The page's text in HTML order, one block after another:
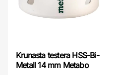
Krunasta testera HSS-Bi-
Metall 14 mm Metabo